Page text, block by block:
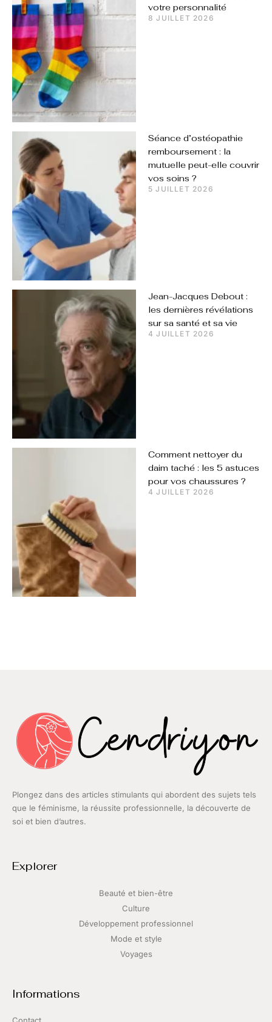
votre personnalité
8 JUILLET 2026
Séance d’ostéopathie
remboursement : la
mutuelle peut-elle couvrir
vos soins ?
5 JUILLET 2026
Jean-Jacques Debout :
les dernières révélations
sur sa santé et sa vie
4 JUILLET 2026
Comment nettoyer du
daim taché : les 5 astuces
pour vos chaussures ?
4 JUILLET 2026
Plongez dans des articles stimulants qui abordent des sujets tels
que le féminisme, la réussite professionnelle, la découverte de
soi et bien d’autres.
Explorer
Beauté et bien-être
Culture
Développement professionnel
Mode et style
Voyages
Informations